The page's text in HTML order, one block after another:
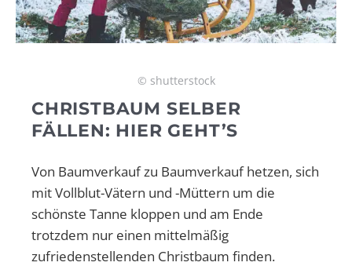
© shutterstock
CHRISTBAUM SELBER
FÄLLEN: HIER GEHT’S
Von Baumverkauf zu Baumverkauf hetzen, sich
mit Vollblut-Vätern und -Müttern um die
schönste Tanne kloppen und am Ende
trotzdem nur einen mittelmäßig
zufriedenstellenden Christbaum finden.